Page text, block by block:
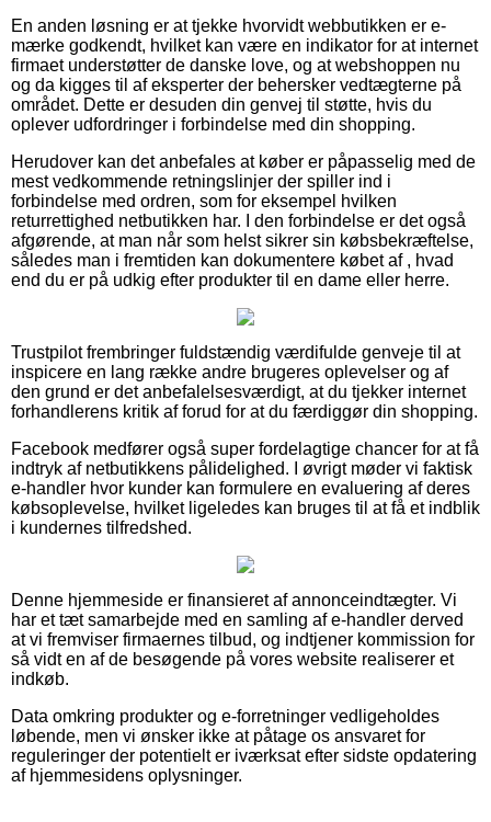
En anden løsning er at tjekke hvorvidt webbutikken er e-
mærke godkendt, hvilket kan være en indikator for at internet
firmaet understøtter de danske love, og at webshoppen nu
og da kigges til af eksperter der behersker vedtægterne på
området. Dette er desuden din genvej til støtte, hvis du
oplever udfordringer i forbindelse med din shopping.
Herudover kan det anbefales at køber er påpasselig med de
mest vedkommende retningslinjer der spiller ind i
forbindelse med ordren, som for eksempel hvilken
returrettighed netbutikken har. I den forbindelse er det også
afgørende, at man når som helst sikrer sin købsbekræftelse,
således man i fremtiden kan dokumentere købet af , hvad
end du er på udkig efter produkter til en dame eller herre.
Trustpilot frembringer fuldstændig værdifulde genveje til at
inspicere en lang række andre brugeres oplevelser og af
den grund er det anbefalelsesværdigt, at du tjekker internet
forhandlerens kritik af forud for at du færdiggør din shopping.
Facebook medfører også super fordelagtige chancer for at få
indtryk af netbutikkens pålidelighed. I øvrigt møder vi faktisk
e-handler hvor kunder kan formulere en evaluering af deres
købsoplevelse, hvilket ligeledes kan bruges til at få et indblik
i kundernes tilfredshed.
Denne hjemmeside er finansieret af annonceindtægter. Vi
har et tæt samarbejde med en samling af e-handler derved
at vi fremviser firmaernes tilbud, og indtjener kommission for
så vidt en af de besøgende på vores website realiserer et
indkøb.
Data omkring produkter og e-forretninger vedligeholdes
løbende, men vi ønsker ikke at påtage os ansvaret for
reguleringer der potentielt er iværksat efter sidste opdatering
af hjemmesidens oplysninger.